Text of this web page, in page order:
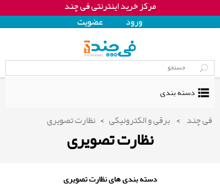
مرکز خرید اینترنتی فی چند
ورود
عضويت
دسته بندی
فی چند > برقی و الکترونیکی > نظارت تصویری
نظارت تصویری
دسته بندی های نظارت تصویری